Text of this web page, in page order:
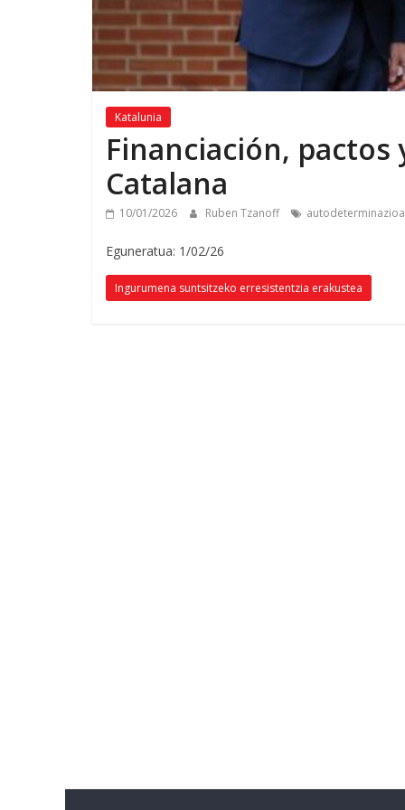
Katalunia
Financiación, pactos
Catalana
10/01/2026 Ruben Tzanoff autodeterminazioa
Eguneratua: 1/02/26
Ingurumena suntsitzeko erresistentzia erakustea